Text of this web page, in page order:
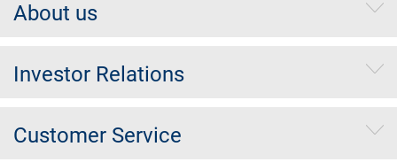
About us
Investor Relations
Customer Service